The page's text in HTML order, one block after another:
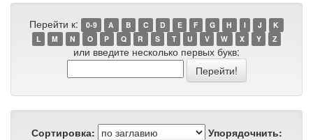
Перейти к: 0-9 A B C D E F G H I J
K
L
M N O P Q R S T U V W X Y Z
или введите несколько первых букв:
Сортировка:
Упорядочнить: